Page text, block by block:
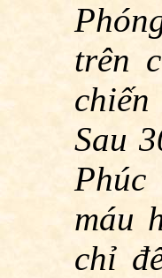
trên
Sau
máu
chỉ